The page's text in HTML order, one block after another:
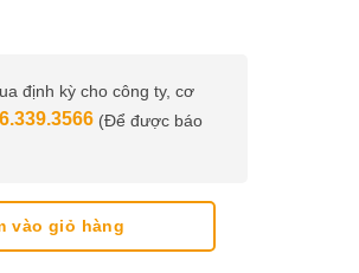
định kỳ cho công ty, cơ
(Để được báo
số lượng
vào giỏ hàng